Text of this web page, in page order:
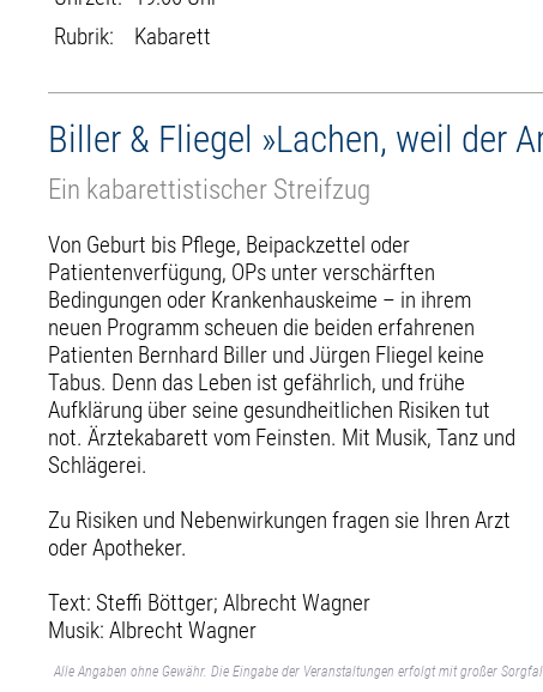
Rubrik:
Kabarett
Biller & Fliegel »Lachen, weil der
Ein kabarettistischer Streifzug
Von Geburt bis Pflege, Beipackzettel oder
Patientenverfügung, OPs unter verschärften
Bedingungen oder Krankenhauskeime – in ihrem
neuen Programm scheuen die beiden erfahrenen
Patienten Bernhard Biller und Jürgen Fliegel keine
Tabus. Denn das Leben ist gefährlich, und frühe
Aufklärung über seine gesundheitlichen Risiken tut
not. Ärztekabarett vom Feinsten. Mit Musik, Tanz und
Schlägerei.
Zu Risiken und Nebenwirkungen fragen sie Ihren Arzt
oder Apotheker.
Text: Steffi Böttger; Albrecht Wagner
Musik: Albrecht Wagner
Alle Angaben ohne Gewähr. Die Eingabe der Veranstaltungen erfolgt mit großer